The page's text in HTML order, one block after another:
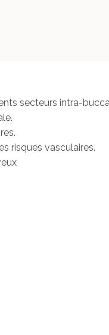
secteurs intra-
risques vasculaires.